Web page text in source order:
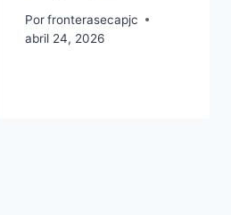
Por fronterasecapjc
abril 24, 2026